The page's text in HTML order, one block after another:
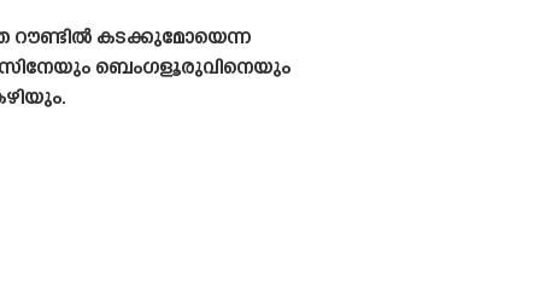
റൗണ്ടിൽ കടക്കുമോയെന്ന
ബെംഗളൂരുവിനെയും